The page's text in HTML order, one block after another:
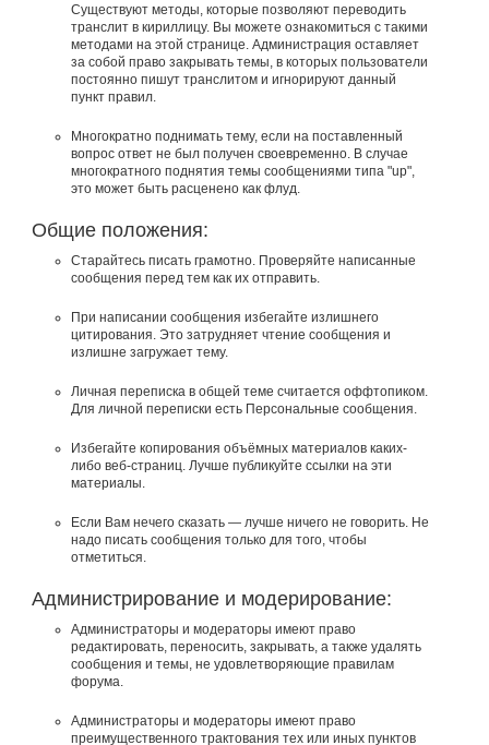
Существуют методы, которые позволяют переводить
транслит в кириллицу. Вы можете ознакомиться с такими
методами на этой странице. Администрация оставляет
за собой право закрывать темы, в которых пользователи
постоянно пишут транслитом и игнорируют данный
пункт правил.
Многократно поднимать тему, если на поставленный
вопрос ответ не был получен своевременно. В случае
многократного поднятия темы сообщениями типа "up",
это может быть расценено как флуд.
Общие положения:
Старайтесь писать грамотно. Проверяйте написанные
сообщения перед тем как их отправить.
При написании сообщения избегайте излишнего
цитирования. Это затрудняет чтение сообщения и
излишне загружает тему.
Личная переписка в общей теме считается оффтопиком.
Для личной переписки есть Персональные сообщения.
Избегайте копирования объёмных материалов каких-
либо веб-страниц. Лучше публикуйте ссылки на эти
материалы.
Если Вам нечего сказать — лучше ничего не говорить. Не
надо писать сообщения только для того, чтобы
отметиться.
Администрирование и модерирование:
Администраторы и модераторы имеют право
редактировать, переносить, закрывать, а также удалять
сообщения и темы, не удовлетворяющие правилам
форума.
Администраторы и модераторы имеют право
преимущественного трактования тех или иных пунктов